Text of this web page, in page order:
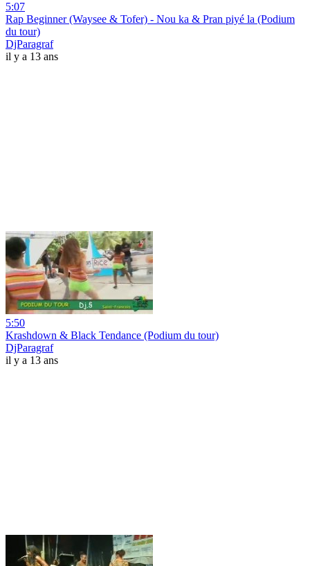
5:07
Rap Beginner (Waysee & Tofer) - Nou ka & Pran piyé la (Podium
du tour)
DjParagraf
il y a 13 ans
5:50
Krashdown & Black Tendance (Podium du tour)
DjParagraf
il y a 13 ans